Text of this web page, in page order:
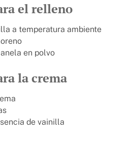
el relleno
a temperatura ambiente
en polvo
la crema
de vainilla